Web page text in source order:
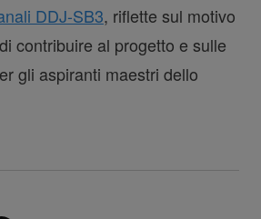
DDJ-SB3, riflette sul motivo
contribuire al progetto e sulle
gli aspiranti maestri dello